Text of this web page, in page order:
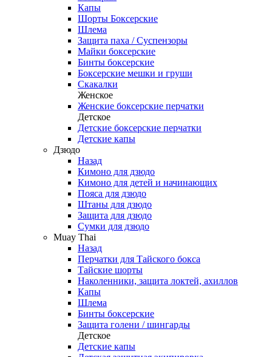
Капы
Шорты Боксерские
Шлема
Защита паха / Суспензоры
Майки боксерские
Бинты боксерские
Боксерские мешки и груши
Скакалки
Женское
Женские боксерские перчатки
Детское
Детские боксерские перчатки
Детские капы
Дзюдо
Назад
Кимоно для дзюдо
Кимоно для детей и начинающих
Пояса для дзюдо
Штаны для дзюдо
Защита для дзюдо
Сумки для дзюдо
Muay Thai
Назад
Перчатки для Тайского бокса
Тайские шорты
Наколенники, защита локтей, ахиллов
Капы
Шлема
Бинты боксерские
Защита голени / шингарды
Детское
Детские капы